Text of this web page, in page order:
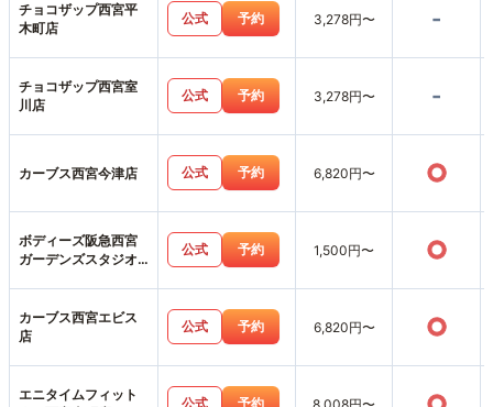
チョコザップ西宮平
木町店
公式 予約 3,278円〜 -
チョコザップ西宮室
川店
公式 予約 3,278円〜 -
カーブス西宮今津店 公式 予約 6,820円〜 ○
ボディーズ阪急西宮
ガーデンズスタジオ
公式 予約 1,500円〜 ○
カーブス西宮エビス
店
公式 予約 6,820円〜 ○
エニタイムフィット
公式 予約